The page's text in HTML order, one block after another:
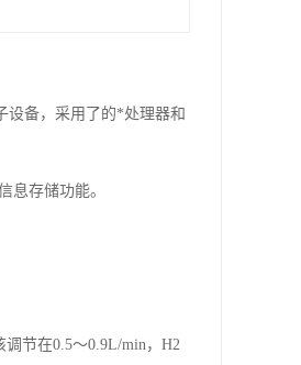
设备，采用了的*处理器和
息存储功能。
节在0.5～0.9L/min，H2